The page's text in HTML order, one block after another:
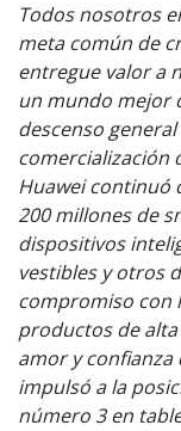
Todos nosotros
meta común de
entregue valor a
un mundo mejor
descenso
comercialización
Huawei continuó
200 millones de
dispositivos
vestibles y otros
compromiso con
productos de
amor y confianza
impulsó a la
número 3 en